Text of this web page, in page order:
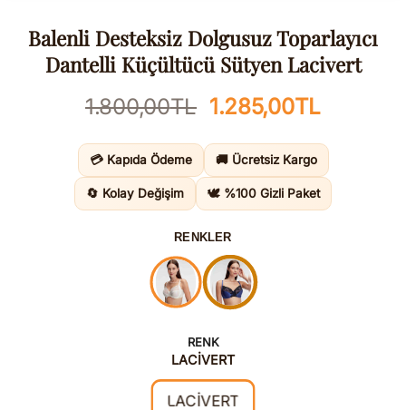
Balenli Desteksiz Dolgusuz Toparlayıcı
Dantelli Küçültücü Sütyen Lacivert
1.800,00TL Orijinal
1.800,00TL.
1.285,00TLŞu
💳 Kapıda Ödeme 🚚 Ücretsiz Kargo
🔄 Kolay Değişim 🕊️ %100 Gizli Paket
RENKLER
RENK
LACİVERT
LACİVERT